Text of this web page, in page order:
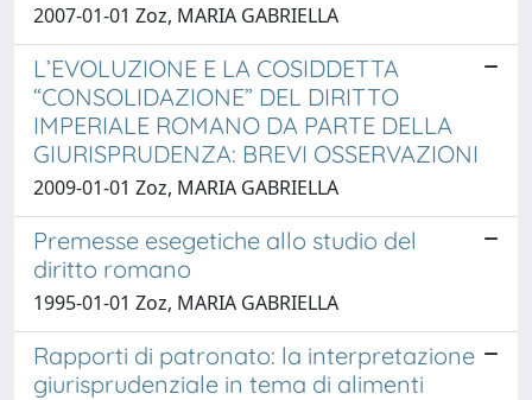
2007-01-01 Zoz, MARIA GABRIELLA
L’EVOLUZIONE E LA COSIDDETTA
“CONSOLIDAZIONE” DEL DIRITTO
IMPERIALE ROMANO DA PARTE DELLA
GIURISPRUDENZA: BREVI OSSERVAZIONI
2009-01-01 Zoz, MARIA GABRIELLA
Premesse esegetiche allo studio del
diritto romano
1995-01-01 Zoz, MARIA GABRIELLA
Rapporti di patronato: la interpretazione
giurisprudenziale in tema di alimenti